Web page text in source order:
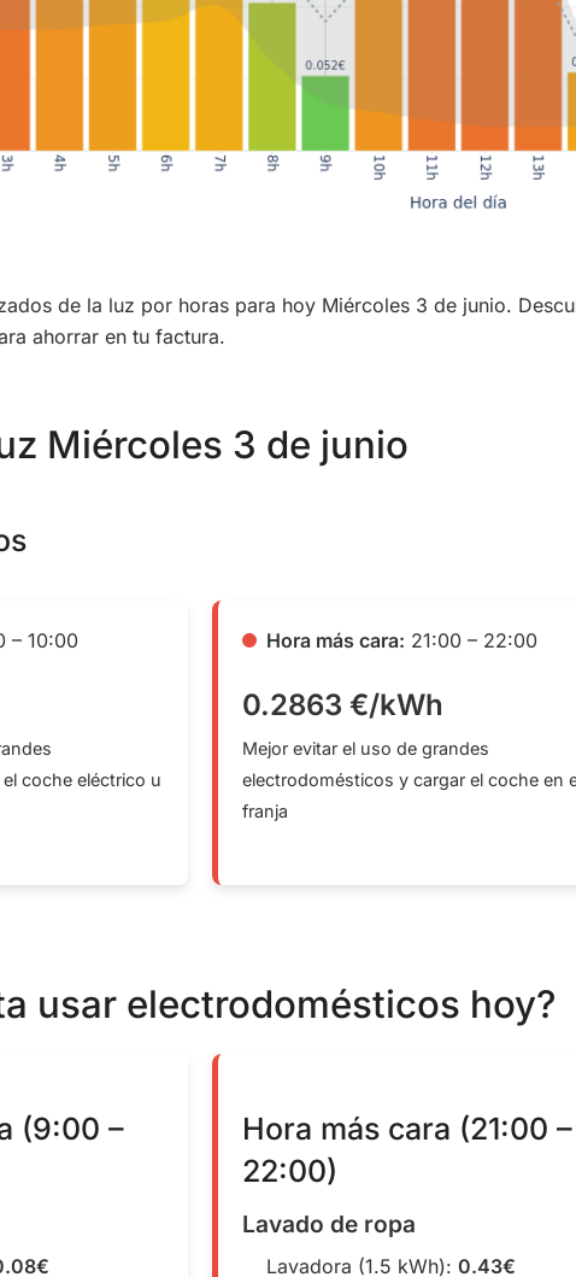
de la luz por horas para hoy Miércoles 3 de junio.
ahorrar en tu factura.
Miércoles 3 de junio
– 10:00
coche eléctrico u
Hora más cara: 21:00 – 22:00
0.2863 €/kWh
Mejor evitar el uso de grandes
electrodomésticos y cargar el coche en
franja
usar electrodomésticos hoy?
(9:00 –
Hora más cara (21:00 –
22:00)
Lavado de ropa
Lavadora (1.5 kWh): 0.43€